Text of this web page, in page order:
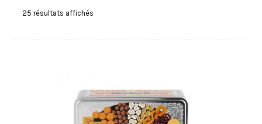
25 résultats affichés